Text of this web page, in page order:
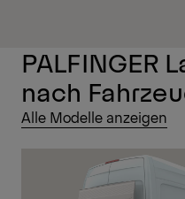
PALFINGER
nach
Alle Modelle anzeigen